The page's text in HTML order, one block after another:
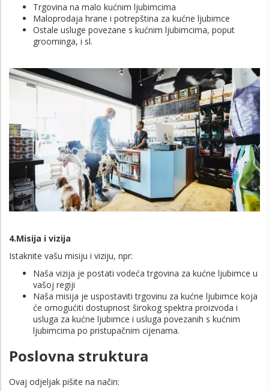
Trgovina na malo kućnim ljubimcima
Maloprodaja hrane i potrepština za kućne ljubimce
Ostale usluge povezane s kućnim ljubimcima, poput
groominga, i sl.
4.Misija i vizija
Istaknite vašu misiju i viziju, npr:
Naša vizija je postati vodeća trgovina za kućne ljubimce u
vašoj regiji
Naša misija je uspostaviti trgovinu za kućne ljubimce koja
će omogućiti dostupnost širokog spektra proizvoda i
usluga za kućne ljubimce i usluga povezanih s kućnim
ljubimcima po pristupačnim cijenama.
Poslovna struktura
Ovaj odjeljak pišite na način: